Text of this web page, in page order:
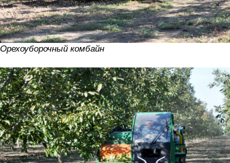
Орехоуборочный комбайн